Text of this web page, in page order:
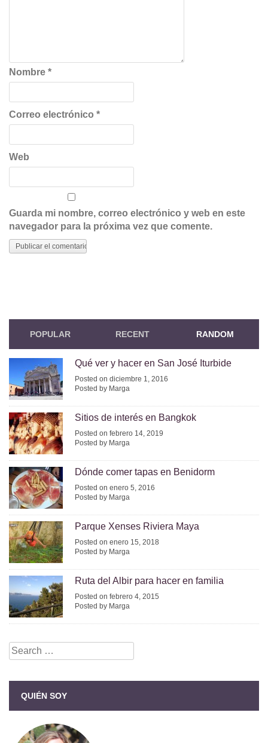
Nombre *
Correo electrónico *
Web
Guarda mi nombre, correo electrónico y web en este
navegador para la próxima vez que comente.
POPULAR RECENT RANDOM
Qué ver y hacer en San José Iturbide
Posted on diciembre 1, 2016
Posted by Marga
Sitios de interés en Bangkok
Posted on febrero 14, 2019
Posted by Marga
Dónde comer tapas en Benidorm
Posted on enero 5, 2016
Posted by Marga
Parque Xenses Riviera Maya
Posted on enero 15, 2018
Posted by Marga
Ruta del Albir para hacer en familia
Posted on febrero 4, 2015
Posted by Marga
Search
for:
QUIÉN SOY